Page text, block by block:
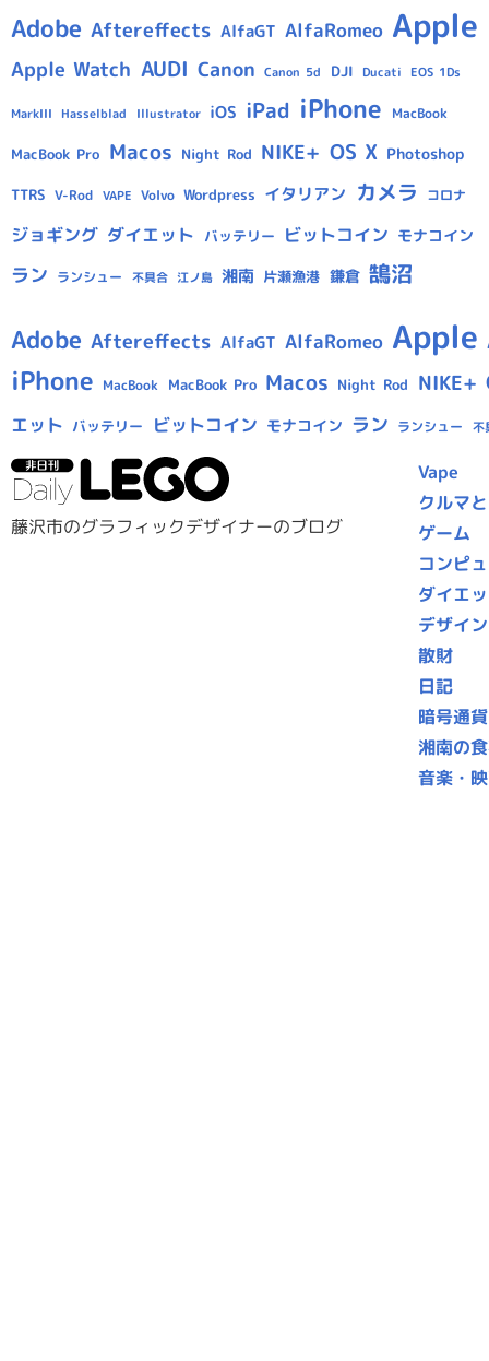
Adobe Aftereffects AlfaGT AlfaRomeo Apple
Apple Watch AUDI Canon Canon 5d DJI Ducati EOS 1Ds
MarkIII Hasselblad Illustrator iOS iPad iPhone MacBook
MacBook Pro Macos Night Rod NIKE+ OS X Photoshop
TTRS V-Rod VAPE Volvo Wordpress イタリアン カメラ コロナ
ジョギング ダイエット バッテリー ビットコイン モナコイン
ラン ランシュー 不具合 江ノ島 湘南 片瀬漁港 鎌倉 鵠沼
Adobe Aftereffects AlfaGT AlfaRomeo Apple
iPhone MacBook MacBook Pro Macos Night Rod NIKE+
エット バッテリー ビットコイン モナコイン ラン ランシュー 不
藤沢市のグラフィックデザイナーのブログ
Vape
クルマ
ゲーム
コンピ
ダイエ
デザイ
散財
日記
暗号通
湘南の
音楽・